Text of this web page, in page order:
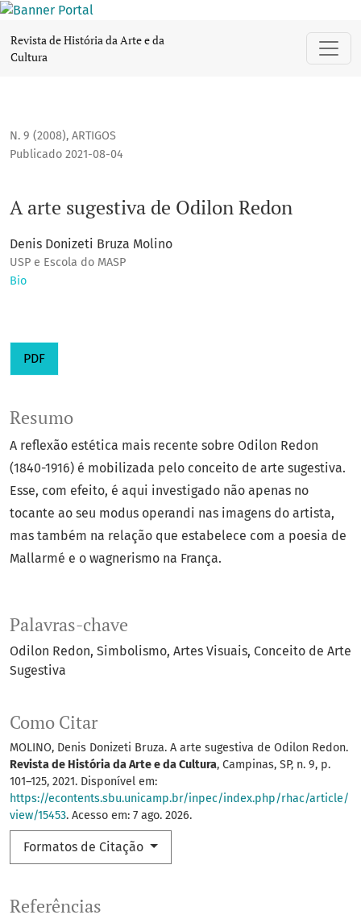
Revista de História da Arte e da
Cultura
N. 9 (2008), ARTIGOS
A arte sugestiva de Odilon Redon
Publicado 2021-08-04
Denis Donizeti Bruza Molino
USP e Escola do MASP
Bio
PDF
Palavras-chave
Odilon Redon Simbolismo Artes Visuais Conceito de Arte
Sugestiva
Como Citar
MOLINO, Denis Donizeti Bruza. A arte sugestiva de Odilon Redon.
Revista de História da Arte e da Cultura, Campinas, SP, n. 9, p.
101–125, 2021. Disponível em:
https://econtents.sbu.unicamp.br/inpec/index.php/rhac/article/
view/15453. Acesso em: 7 ago. 2026.
Formatos de Citação
Resumo
A reflexão estética mais recente sobre Odilon Redon
(1840-1916) é mobilizada pelo conceito de arte sugestiva.
Esse, com efeito, é aqui investigado não apenas no
tocante ao seu modus operandi nas imagens do artista,
mas também na relação que estabelece com a poesia de
Mallarmé e o wagnerismo na França.
Referências